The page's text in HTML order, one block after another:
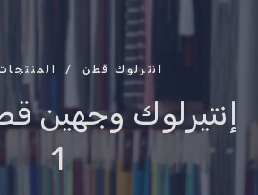
/ انترلوك قطن
إنتيرلوك وجهين
1